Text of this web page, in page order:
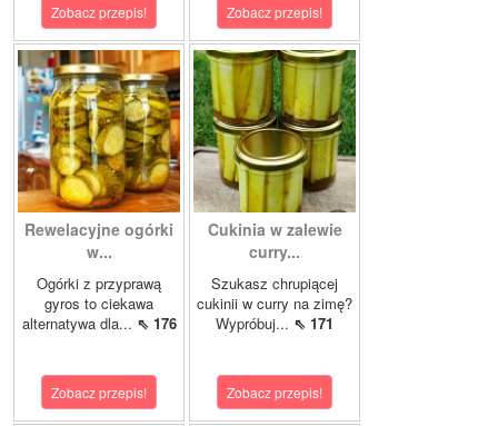
Zobacz przepis! Zobacz przepis!
Rewelacyjne ogórki
w...
Ogórki z przyprawą
gyros to ciekawa
alternatywa dla... ⇖ 176
Zobacz przepis!
Cukinia w zalewie
curry...
Szukasz chrupiącej
cukinii w curry na zimę?
Wypróbuj... ⇖ 171
Zobacz przepis!